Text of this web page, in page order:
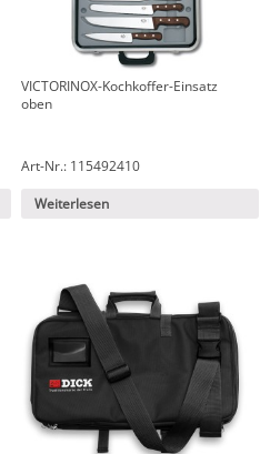
VICTORINOX-Kochkoffer-Einsatz
oben
Art-Nr.: 115492410
Weiterlesen